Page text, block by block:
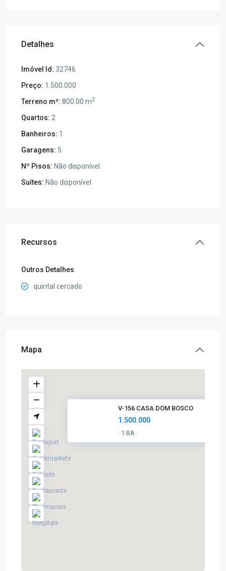
Detalhes
Imóvel Id: 32746
Preço: 1.500.000
Terreno m²: 800.00 m2
Quartos: 2
Banheiros: 1
Garagens: 5
Nº Pisos: Não disponível
Suítes: Não disponível
Recursos
Outros Detalhes
quintal cercado
Mapa
V-156 CASA DOM BOSCO
1.500.000
· 1 BA ·